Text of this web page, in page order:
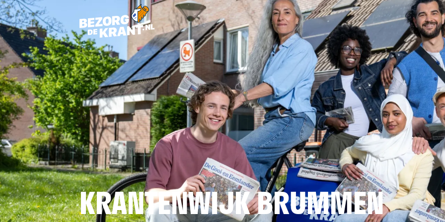
KRANTENWIJK BRUMMEN